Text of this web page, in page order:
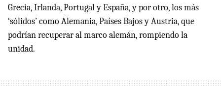
Grecia, Irlanda, Portugal y España, y por otro, los más
‘sólidos’ como Alemania, Países Bajos y Austria, que
podrían recuperar al marco alemán, rompiendo la
unidad.